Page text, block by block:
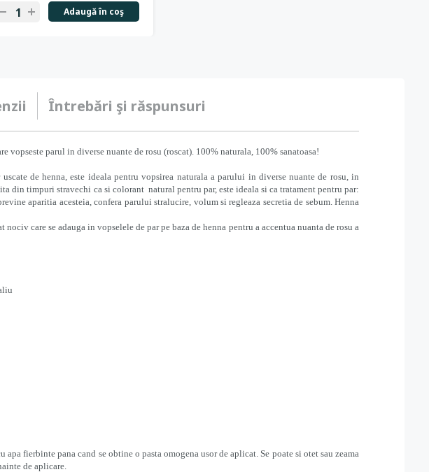
Adaugă în coş
Întrebări şi răspunsuri
vopseste parul in diverse nuante de rosu (roscat). 100% naturala, 100% sanatoasa!
de henna, este ideala pentru vopsirea naturala a parului in diverse nuante de rosu, in
din timpuri stravechi ca si colorant natural pentru par, este ideala si ca tratament pentru par:
aparitia acesteia, confera parului stralucire, volum si regleaza secretia de sebum. Henna
care se adauga in vopselele de par pe baza de henna pentru a accentua nuanta de rosu a
apa fierbinte pana cand se obtine o pasta omogena usor de aplicat. Se poate si otet sau zeama
de aplicare.